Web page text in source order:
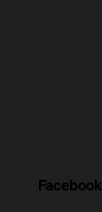
Facebook